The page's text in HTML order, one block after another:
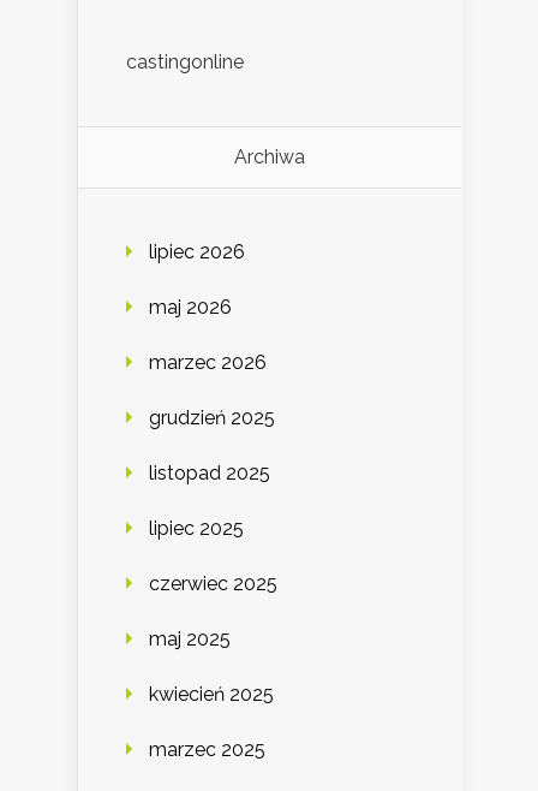
castingonline
Archiwa
lipiec 2026
maj 2026
marzec 2026
grudzień 2025
listopad 2025
lipiec 2025
czerwiec 2025
maj 2025
kwiecień 2025
marzec 2025